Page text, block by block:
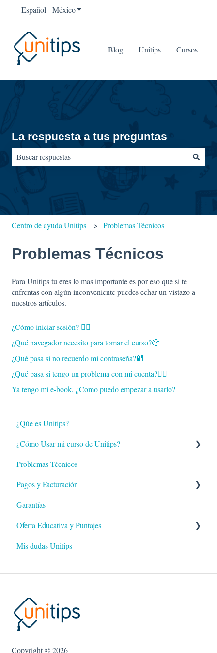
Español - MéxicoTraducciones de Mostrar submenú para
Blog Unitips Cursos
La respuesta a tus preguntas
Centro de ayuda Unitips Problemas Técnicos
Problemas Técnicos
Para Unitips tu eres lo mas importante es por eso que si te
enfrentas con algún inconveniente puedes echar un vistazo a
nuestros artículos.
¿Cómo iniciar sesión? 🤷‍♀️
¿Qué navegador necesito para tomar el curso?🧐
¿Qué pasa si no recuerdo mi contraseña?🔐
¿Qué pasa si tengo un problema con mi cuenta?🙎‍♀
Ya tengo mi e-book, ¿Como puedo empezar a usarlo?
¿Qúe es Unitips?
¿Cómo Usar mi curso de Unitips?
Dashboard
Lecciones
Shorts
Exámenes
Clases
Tutor IA
Vigencias
Problemas Técnicos
Pagos y Facturación
Pagos
Facturación
Garantías
Oferta Educativa y Puntajes
Oferta Educativa
Mis dudas Unitips
Copyright © 2026